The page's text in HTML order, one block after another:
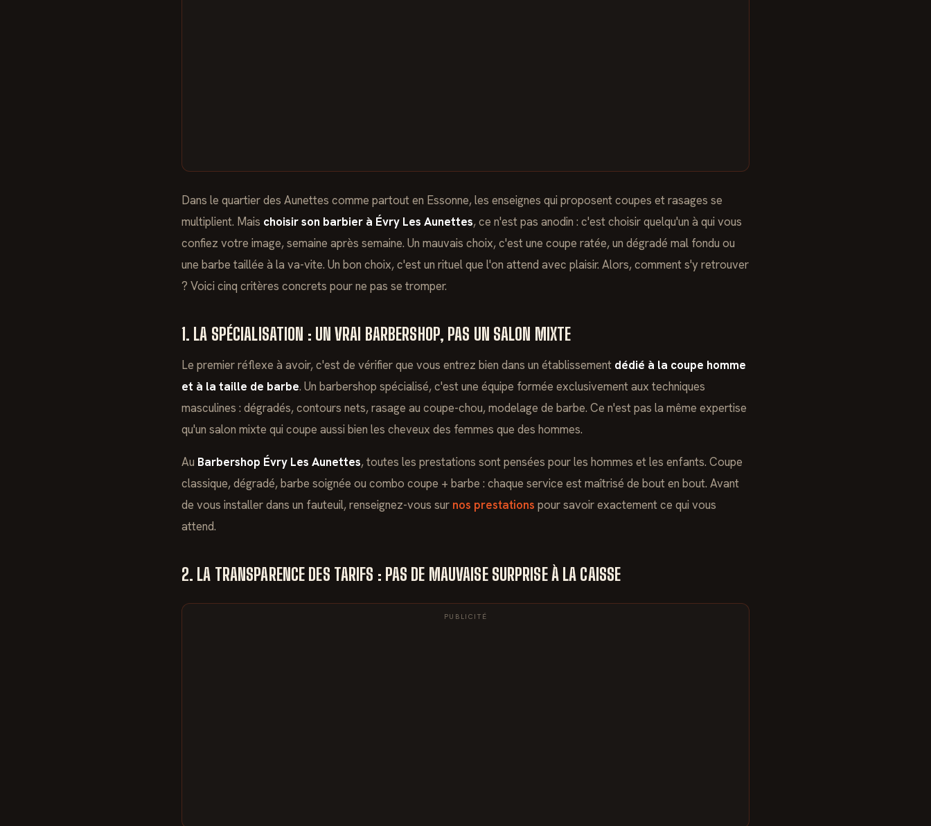
Dans le quartier des Aunettes comme partout en Essonne, les enseignes qui proposent coupes et rasages se
multiplient. Mais choisir son barbier à Évry Les Aunettes, ce n'est pas anodin : c'est choisir quelqu'un à qui vous
confiez votre image, semaine après semaine. Un mauvais choix, c'est une coupe ratée, un dégradé mal fondu ou
une barbe taillée à la va-vite. Un bon choix, c'est un rituel que l'on attend avec plaisir. Alors, comment s'y retrouver
? Voici cinq critères concrets pour ne pas se tromper.
1. LA SPÉCIALISATION : UN VRAI BARBERSHOP, PAS UN SALON MIXTE
Le premier réflexe à avoir, c'est de vérifier que vous entrez bien dans un établissement dédié à la coupe homme
et à la taille de barbe. Un barbershop spécialisé, c'est une équipe formée exclusivement aux techniques
masculines : dégradés, contours nets, rasage au coupe-chou, modelage de barbe. Ce n'est pas la même expertise
qu'un salon mixte qui coupe aussi bien les cheveux des femmes que des hommes.
Au Barbershop Évry Les Aunettes, toutes les prestations sont pensées pour les hommes et les enfants. Coupe
classique, dégradé, barbe soignée ou combo coupe + barbe : chaque service est maîtrisé de bout en bout. Avant
de vous installer dans un fauteuil, renseignez-vous sur nos prestations pour savoir exactement ce qui vous
attend.
2. LA TRANSPARENCE DES TARIFS : PAS DE MAUVAISE SURPRISE À LA CAISSE
PUBLICITÉ